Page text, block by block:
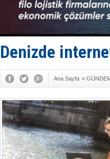
Denizde
Ana Sayfa »